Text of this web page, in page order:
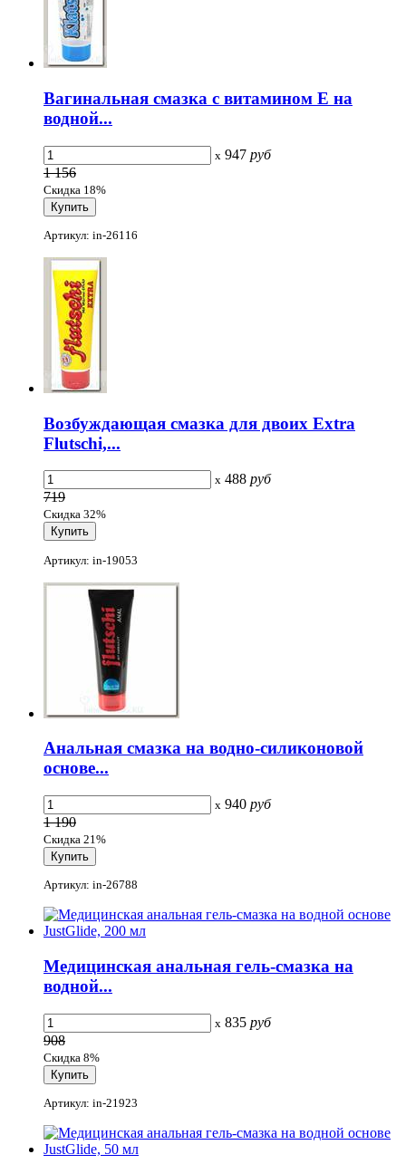
Вагинальная смазка с витамином Е на
водной...
x 947 руб
1 156
Скидка 18%
Артикул: in-26116
Возбуждающая смазка для двоих Extra
Flutschi,...
x 488 руб
719
Скидка 32%
Артикул: in-19053
Анальная смазка на водно-силиконовой
основе...
x 940 руб
1 190
Скидка 21%
Артикул: in-26788
Медицинская анальная гель-смазка на
водной...
x 835 руб
908
Скидка 8%
Артикул: in-21923